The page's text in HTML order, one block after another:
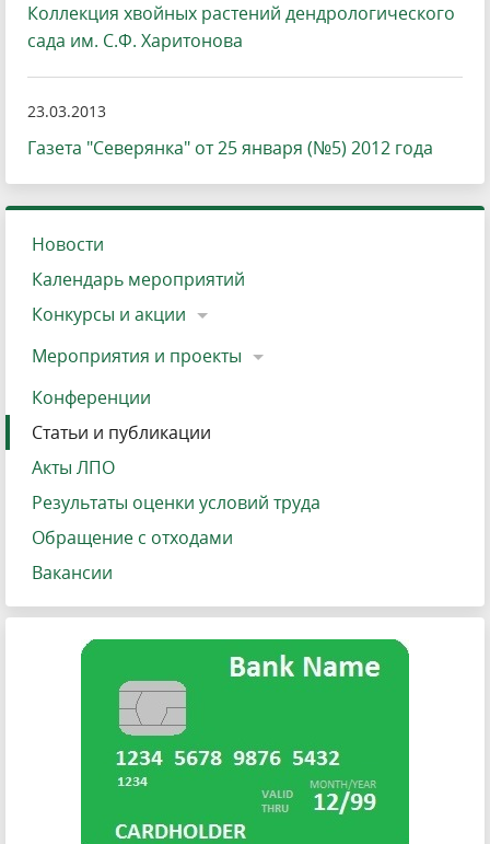
Коллекция хвойных растений дендрологического
сада им. С.Ф. Харитонова
23.03.2013
Газета "Северянка" от 25 января (№5) 2012 года
Новости
Календарь мероприятий
Конкурсы и акции
Мероприятия и проекты
Конференции
Статьи и публикации
Акты ЛПО
Результаты оценки условий труда
Обращение с отходами
Вакансии